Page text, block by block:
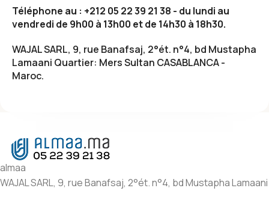
Téléphone au : +212 05 22 39 21 38 - du lundi au
vendredi de 9h00 à 13h00 et de 14h30 à 18h30.
WAJAL SARL, 9, rue Banafsaj, 2°ét. n°4, bd Mustapha
Lamaani Quartier: Mers Sultan CASABLANCA -
Maroc.
almaa
WAJAL SARL, 9, rue Banafsaj, 2°ét. n°4, bd Mustapha Lamaani